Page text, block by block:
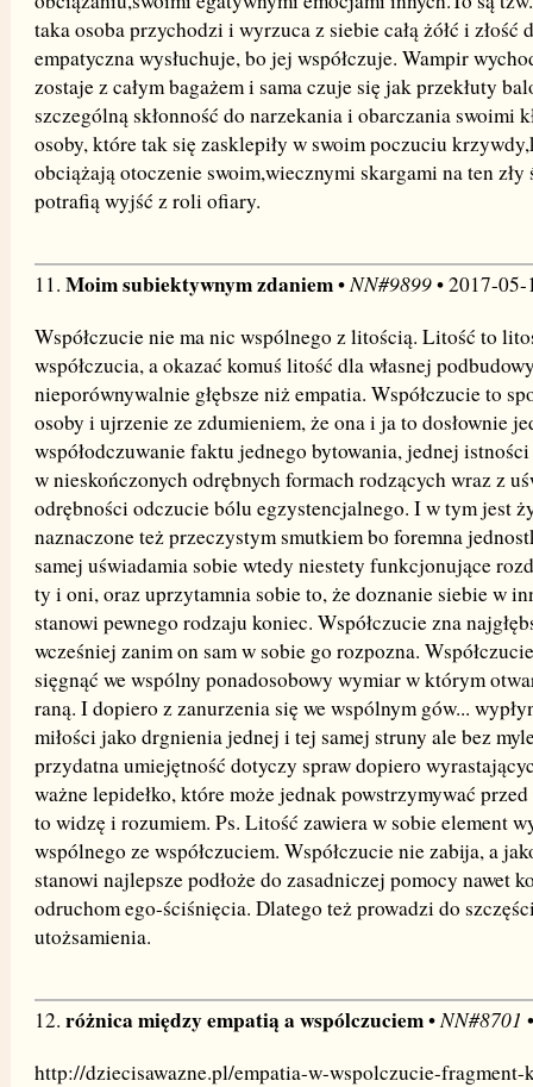
taka osoba przychodzi i wyrzuca z siebie całą żółć i złość
empatyczna wysłuchuje, bo jej współczuje. Wampir
zostaje z całym bagażem i sama czuje się jak przekłuty
szczególną skłonność do narzekania i obarczania swoimi
osoby, które tak się zasklepiły w swoim poczuciu
obciążają otoczenie swoim,wiecznymi skargami na ten
potrafią wyjść z roli ofiary.
11. Moim subiektywnym zdaniem• NN#9899• 2017-05-
Współczucie nie ma nic wspólnego z litością. Litość to
współczucia, a okazać komuś litość dla własnej
nieporównywalnie głębsze niż empatia. Współczucie to
osoby i ujrzenie ze zdumieniem, że ona i ja to dosłownie
współodczuwanie faktu jednego bytowania, jednej
w nieskończonych odrębnych formach rodzących wraz z
odrębności odczucie bólu egzystencjalnego. I w tym jest
naznaczone też przeczystym smutkiem bo foremna
samej uświadamia sobie wtedy niestety funkcjonujące
ty i oni, oraz uprzytamnia sobie to, że doznanie siebie w
stanowi pewnego rodzaju koniec. Współczucie zna
wcześniej zanim on sam w sobie go rozpozna.
sięgnąć we wspólny ponadosobowy wymiar w którym
raną. I dopiero z zanurzenia się we wspólnym gów...
miłości jako drgnienia jednej i tej samej struny ale bez
przydatna umiejętność dotyczy spraw dopiero
ważne lepidełko, które może jednak powstrzymywać
to widzę i rozumiem. Ps. Litość zawiera w sobie element
wspólnego ze współczuciem. Współczucie nie zabija, a
stanowi najlepsze podłoże do zasadniczej pomocy nawet
odruchom ego-ściśnięcia. Dlatego też prowadzi do
utożsamienia.
12. różnica między empatią a wspólczuciem•NN#8701
http://dziecisawazne.pl/empatia-w-wspolczucie-